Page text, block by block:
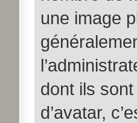
une image
dont ils
d’avatar,